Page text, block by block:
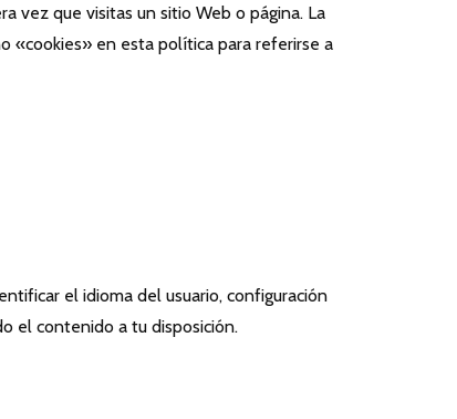
vez que visitas un sitio Web o página. La
«cookies» en esta política para referirse a
el idioma del usuario, configuración
el contenido a tu disposición.